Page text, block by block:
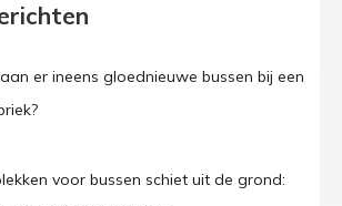
er ineens gloednieuwe bussen bij een
voor bussen schiet uit de grond: